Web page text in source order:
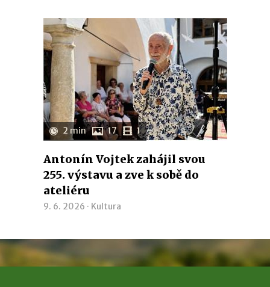
2 min 17 1
Antonín Vojtek zahájil svou
255. výstavu a zve k sobě do
ateliéru
9. 6. 2026 · Kultura